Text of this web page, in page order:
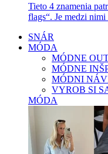
Tieto 4 znamenia
flags“. Je medzi nimi
SNÁR
MÓDA
MÓDNE
MÓDNE
MÓDNI
VYROB SI
MÓDA